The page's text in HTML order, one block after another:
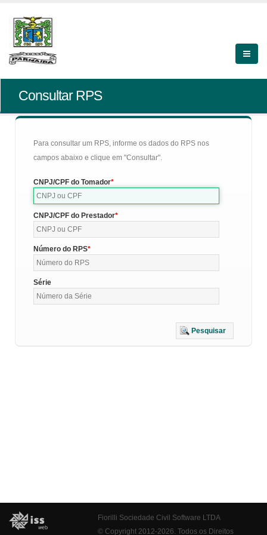
Consultar RPS
Para consultar um RPS, informe os dados do RPS nos
campos abaixo e clique em "Consultar".
CNPJ/CPF do Tomador
CNPJ/CPF do Prestador
Número do RPS
Série
Pesquisar
Fiorilli Sociedade Civil Software LTDA
© Copyright 2012-2026. Todos os Direitos